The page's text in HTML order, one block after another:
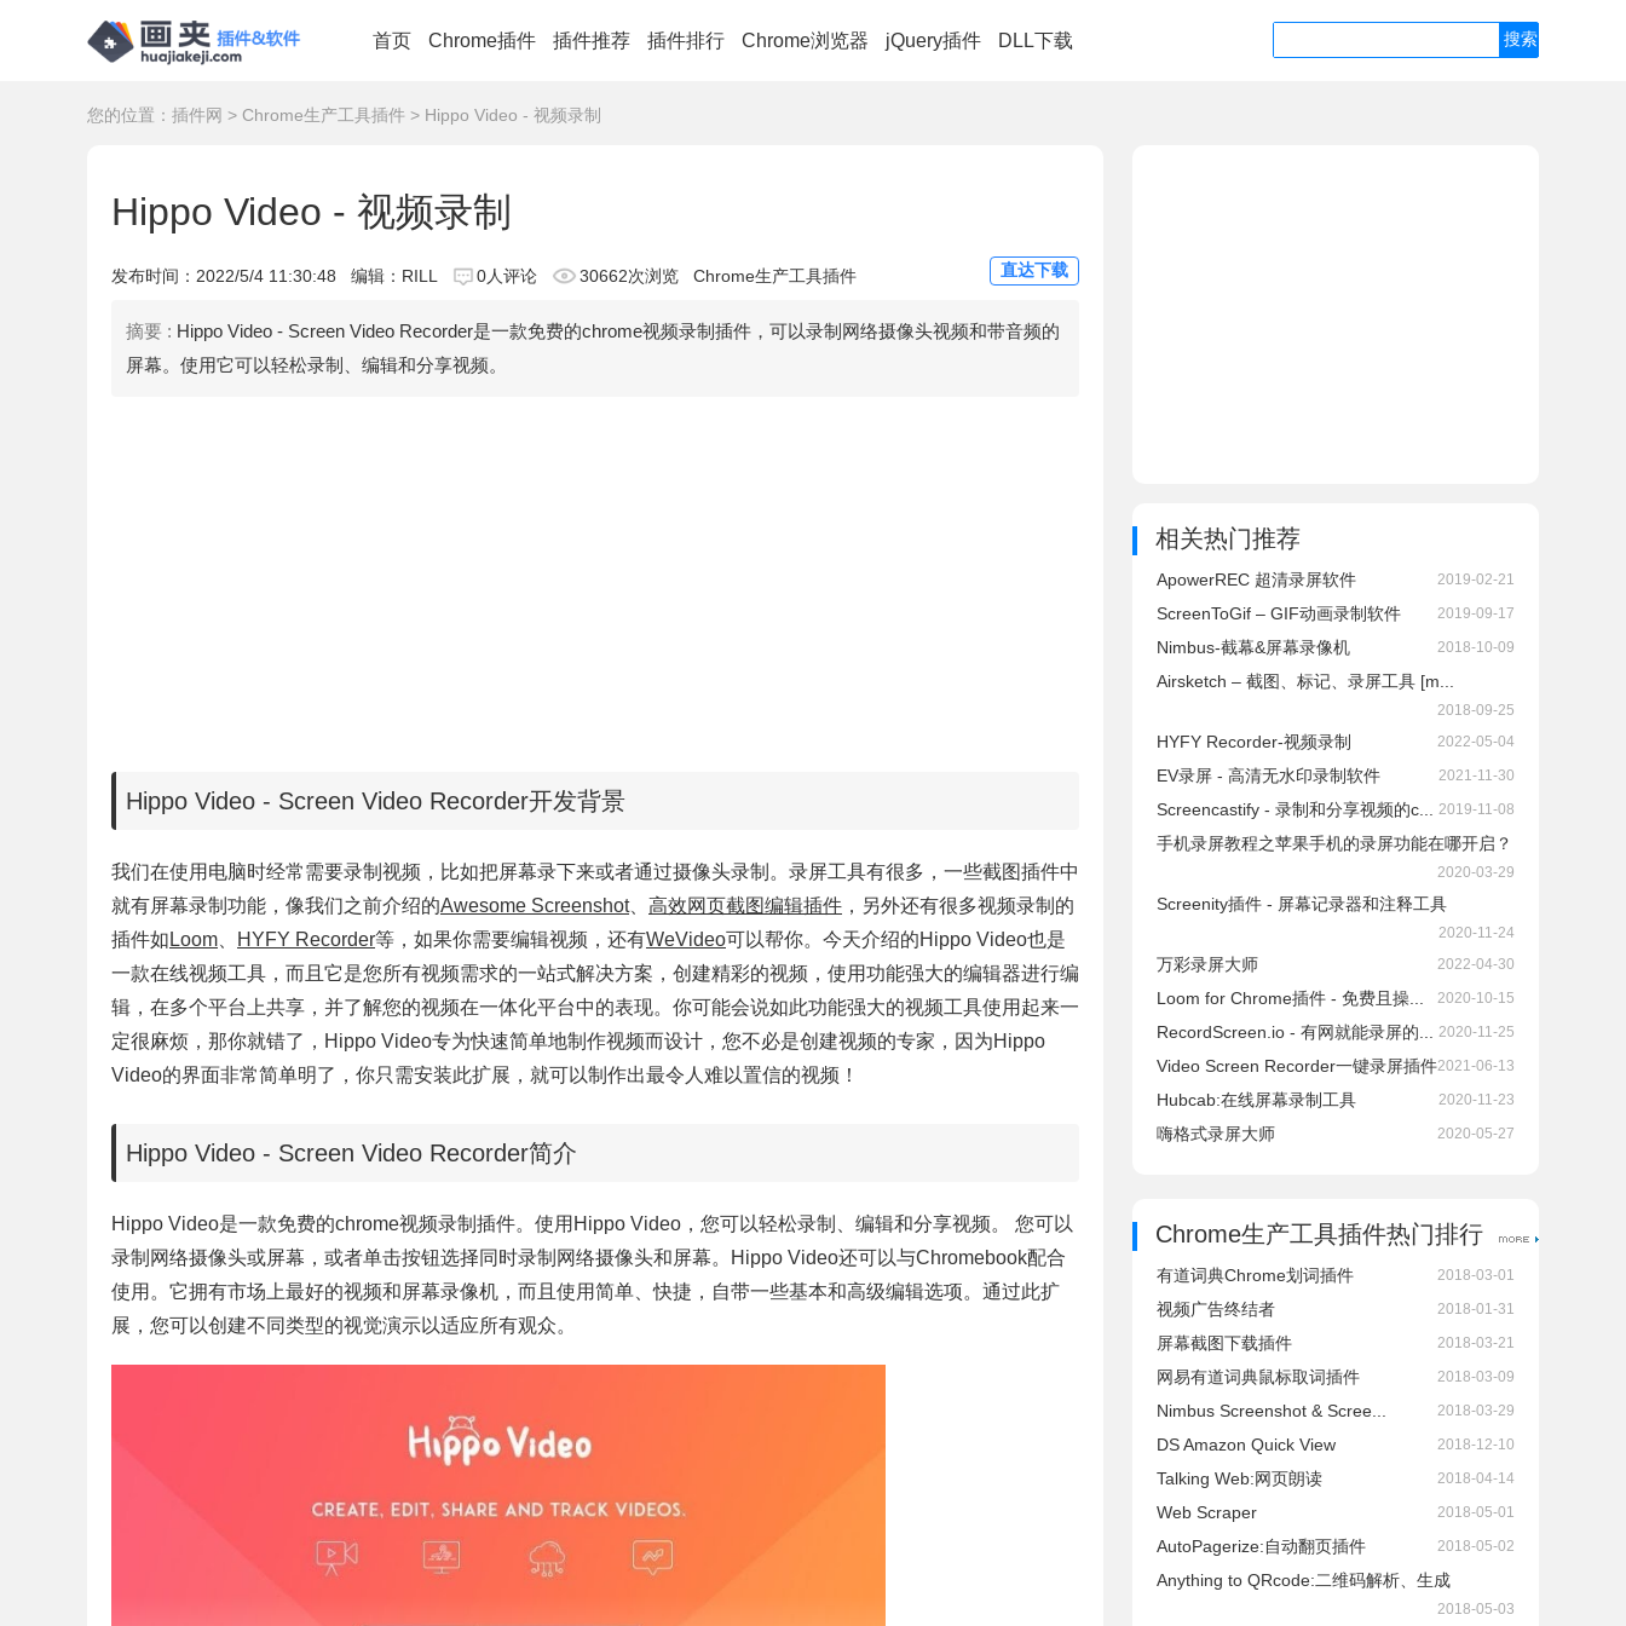
首页 Chrome插件 插件推荐 插件排行 Chrome浏览器 jQuery插件 DLL下载
您的位置： 插件网 > Chrome生产工具插件 > Hippo Video - 视频录制
Hippo Video - 视频录制
发布时间： 2022/5/4 11:30:48 编辑：RILL 0人评论 30662次浏览 Chrome生产工具插件 直达下载
摘要 : Hippo Video - Screen Video Recorder是一款免费的chrome视频录制插件，可以录制网络摄像头视频和带音频的
屏幕。使用它可以轻松录制、编辑和分享视频。
Hippo Video - Screen Video Recorder开发背景
我们在使用电脑时经常需要录制视频，比如把屏幕录下来或者通过摄像头录制。录屏工具有很多，一些截图插件中
就有屏幕录制功能，像我们之前介绍的Awesome Screenshot、 高效网页截图编辑插件 ，另外还有很多视频录制的
插件如 Loom HYFY Recorder等，如果你需要编辑视频，还有WeVideo可以帮你。今天介绍的Hippo Video也是
一款在线视频工具，而且它是您所有视频需求的一站式解决方案，创建精彩的视频，使用功能强大的编辑器进行编
辑，在多个平台上共享，并了解您的视频在一体化平台中的表现。你可能会说如此功能强大的视频工具使用起来一
定很麻烦，那你就错了，Hippo Video专为快速简单地制作视频而设计，您不必是创建视频的专家，因为Hippo
Video的界面非常简单明了，你只需安装此扩展，就可以制作出最令人难以置信的视频！
Hippo Video - Screen Video Recorder简介
Hippo Video是一款免费的chrome视频录制插件。使用Hippo Video，您可以轻松录制、编辑和分享视频。 您可以
录制网络摄像头或屏幕，或者单击按钮选择同时录制网络摄像头和屏幕。Hippo Video还可以与Chromebook配合
使用。它拥有市场上最好的视频和屏幕录像机，而且使用简单、快捷，自带一些基本和高级编辑选项。通过此扩
展，您可以创建不同类型的视觉演示以适应所有观众。
相关热门推荐
ApowerREC 超清录屏软件 2019-02-21
ScreenToGif – GIF动画录制软件 2019-09-17
Nimbus-截幕&屏幕录像机 2018-10-09
Airsketch – 截图、标记、录屏工具 [m...
2018-09-25
HYFY Recorder-视频录制 2022-05-04
EV录屏 - 高清无水印录制软件 2021-11-30
Screencastify - 录制和分享视频的c... 2019-11-08
手机录屏教程之苹果手机的录屏功能在哪开启？
2020-03-29
Screenity插件 - 屏幕记录器和注释工具
2020-11-24
万彩录屏大师 2022-04-30
Loom for Chrome插件 - 免费且操... 2020-10-15
RecordScreen.io - 有网就能录屏的... 2020-11-25
Video Screen Recorder一键录屏插件2021-06-13
Hubcab:在线屏幕录制工具 2020-11-23
嗨格式录屏大师 2020-05-27
Chrome生产工具插件热门排行
有道词典Chrome划词插件 2018-03-01
视频广告终结者 2018-01-31
屏幕截图下载插件 2018-03-21
网易有道词典鼠标取词插件 2018-03-09
Nimbus Screenshot & Scree... 2018-03-29
DS Amazon Quick View 2018-12-10
Talking Web:网页朗读 2018-04-14
Web Scraper 2018-05-01
AutoPagerize:自动翻页插件 2018-05-02
Anything to QRcode:二维码解析、生成
2018-05-03